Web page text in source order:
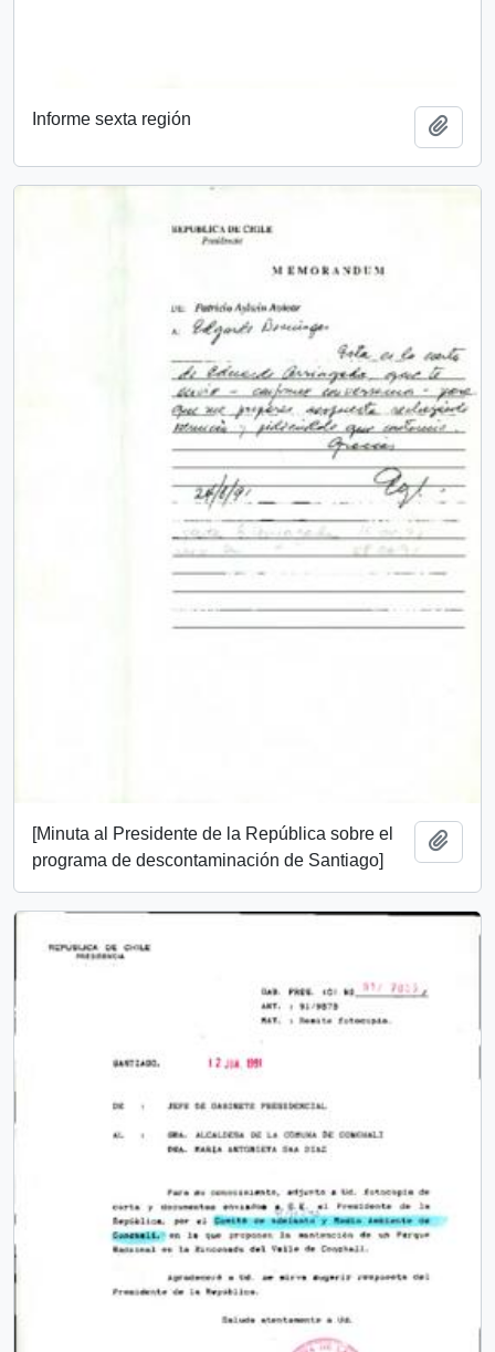
Informe sexta región
[Minuta al Presidente de la República sobre el
programa de descontaminación de Santiago]